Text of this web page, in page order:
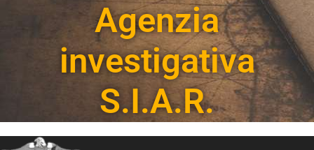
Agenzia
investigativa
S.I.A.R.